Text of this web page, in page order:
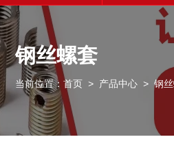
钢丝螺套
当前位置：首页 > 产品中心 >钢